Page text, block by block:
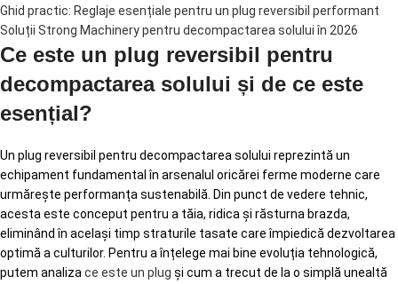
Ghid practic: Reglaje esențiale pentru un plug reversibil performant
Soluții Strong Machinery pentru decompactarea solului în 2026
Ce este un plug reversibil pentru
decompactarea solului și de ce este
esențial?
Un plug reversibil pentru decompactarea solului reprezintă un
echipament fundamental în arsenalul oricărei ferme moderne care
urmărește performanța sustenabilă. Din punct de vedere tehnic,
acesta este conceput pentru a tăia, ridica și răsturna brazda,
eliminând în același timp straturile tasate care împiedică dezvoltarea
optimă a culturilor. Pentru a înțelege mai bine evoluția tehnologică,
putem analizace este un plug și cum a trecut de la o simplă unealtă